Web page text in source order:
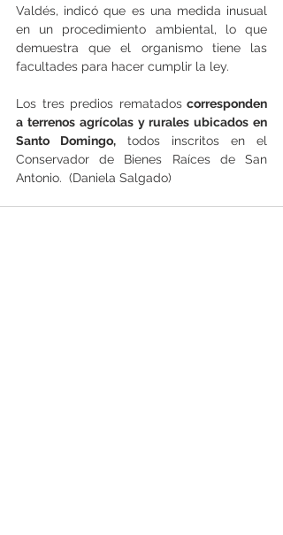
Valdés, indicó que es una medida inusual
en un procedimiento ambiental, lo que
demuestra que el organismo tiene las
facultades para hacer cumplir la ley.
Los tres predios rematados corresponden
a terrenos agrícolas y rurales ubicados en
Santo Domingo, todos inscritos en el
Conservador de Bienes Raíces de San
Antonio.  (Daniela Salgado)